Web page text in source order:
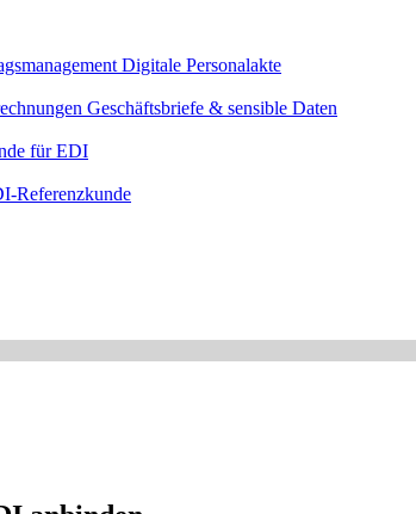
Digitale Personalakte
Geschäftsbriefe & sensible Daten
für EDI
Referenzkunde